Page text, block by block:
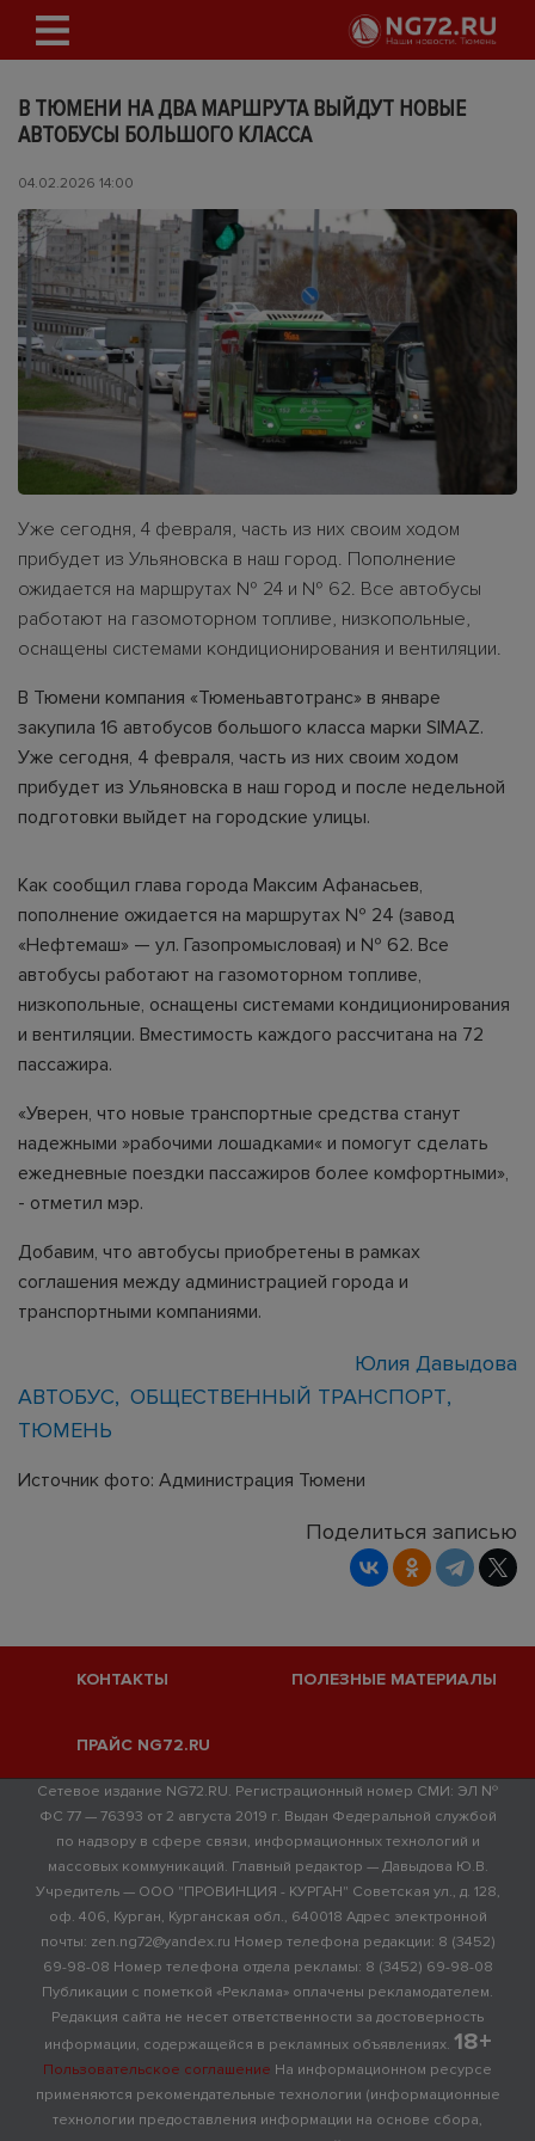
В ТЮМЕНИ НА ДВА МАРШРУТА ВЫЙДУТ НОВЫЕ
АВТОБУСЫ БОЛЬШОГО КЛАССА
04.02.2026 14:00
Уже сегодня, 4 февраля, часть из них своим ходом
прибудет из Ульяновска в наш город. Пополнение
ожидается на маршрутах № 24 и № 62. Все автобусы
работают на газомоторном топливе, низкопольные,
оснащены системами кондиционирования и вентиляции.
В Тюмени компания «Тюменьавтотранс» в январе
закупила 16 автобусов большого класса марки SIMAZ.
Уже сегодня, 4 февраля, часть из них своим ходом
прибудет из Ульяновска в наш город и после недельной
подготовки выйдет на городские улицы.
Как сообщил глава города Максим Афанасьев,
пополнение ожидается на маршрутах № 24 (завод
«Нефтемаш» — ул. Газопромысловая) и № 62. Все
автобусы работают на газомоторном топливе,
низкопольные, оснащены системами кондиционирования
и вентиляции. Вместимость каждого рассчитана на 72
пассажира.
«Уверен, что новые транспортные средства станут
надежными »рабочими лошадками« и помогут сделать
ежедневные поездки пассажиров более комфортными»,
- отметил мэр.
Добавим, что автобусы приобретены в рамках
соглашения между администрацией города и
транспортными компаниями.
Юлия Давыдова
АВТОБУС
ОБЩЕСТВЕННЫЙ ТРАНСПОРТ
ТЮМЕНЬ
Источник фото: Администрация Тюмени
Поделиться записью
КОНТАКТЫ ПОЛЕЗНЫЕ МАТЕРИАЛЫ
ПРАЙС NG72.RU
Сетевое издание NG72.RU. Регистрационный номер СМИ: ЭЛ №
ФС 77 — 76393 от 2 августа 2019 г. Выдан Федеральной службой
по надзору в сфере связи, информационных технологий и
массовых коммуникаций. Главный редактор — Давыдова Ю.В.
Учредитель — ООО "ПРОВИНЦИЯ - КУРГАН" Советская ул., д. 128,
оф. 406, Курган, Курганская обл., 640018 Адрес электронной
почты: zen.ng72@yandex.ru Номер телефона редакции: 8 (3452)
69-98-08 Номер телефона отдела рекламы: 8 (3452) 69-98-08
Публикации с пометкой «Реклама» оплачены рекламодателем.
Редакция сайта не несет ответственности за достоверность
информации, содержащейся в рекламных объявлениях. 18+
Пользовательское соглашение На информационном ресурсе
применяются рекомендательные технологии (информационные
технологии предоставления информации на основе сбора,